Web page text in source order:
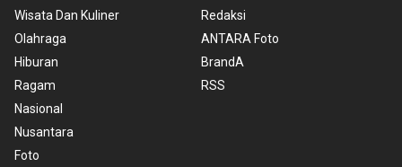
Wisata Dan Kuliner
Olahraga
Hiburan
Ragam
Nasional
Nusantara
Foto
Redaksi
ANTARA Foto
BrandA
RSS